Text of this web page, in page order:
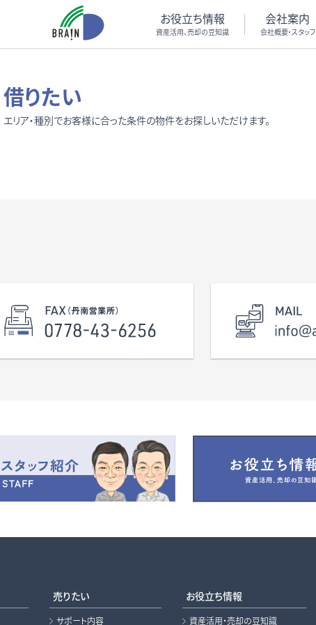
お役立ち情報
資産活用、売却の豆知識
会社案内
会社概要・スタッフ
借りたい
エリア・種別でお客様に合った条件の物件をお探しいただけます。
売りたい
サポート内容
お役立ち情報
資産活用・売却の豆知識